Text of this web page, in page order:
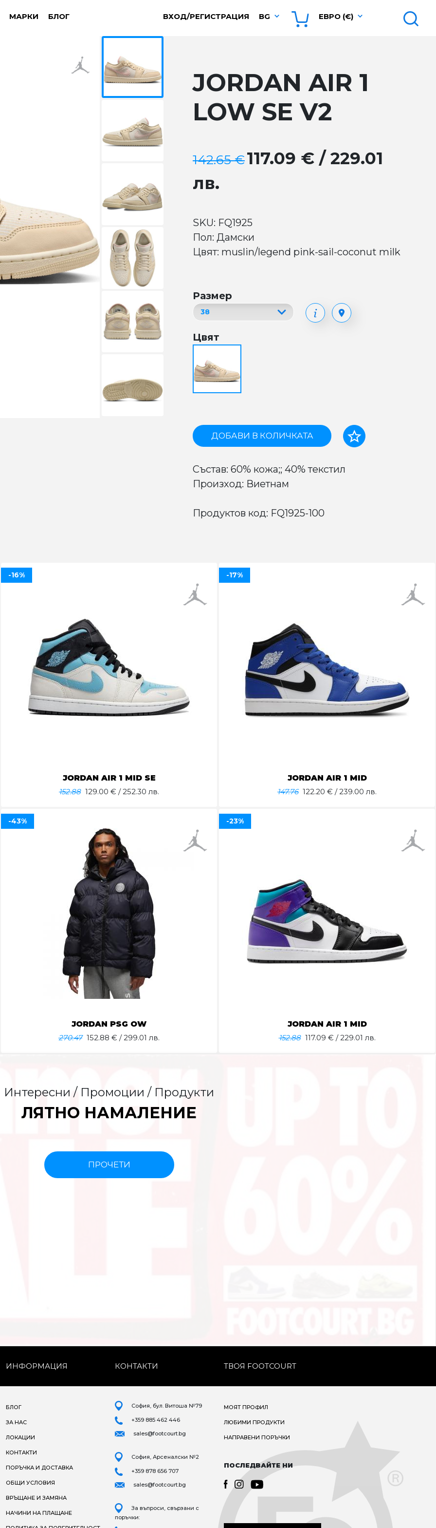
МАРКИ БЛОГ ВХОД/РЕГИСТРАЦИЯ BG ЕВРО (€)
JORDAN AIR 1
LOW SE V2
142.65 €117.09 € / 229.01
лв.
SKU: FQ1925
Пол: Дамски
Цвят: muslin/legend pink-sail-coconut milk
Размер
Цвят
ДОБАВИ В КОЛИЧКАТА
Състав: 60% кожа;; 40% текстил
Произход: Виетнам
Продуктов код: FQ1925-100
JORDAN AIR 1 MID SE
152.88 129.00 € / 252.30 лв.
-16%
JORDAN AIR 1 MID
147.76 122.20 € / 239.00 лв.
-17%
JORDAN PSG OW
270.47 152.88 € / 299.01 лв.
-43%
JORDAN AIR 1 MID
152.88 117.09 € / 229.01 лв.
-23%
Интересни / Промоции / Продукти
ЛЯТНО НАМАЛЕНИЕ
ПРОЧЕТИ
ИНФОРМАЦИЯ КОНТАКТИ ТВОЯ FOOTCOURT
БЛОГ
ЗА НАС
ЛОКАЦИИ
КОНТАКТИ
ПОРЪЧКА И ДОСТАВКА
ОБЩИ УСЛОВИЯ
ВРЪЩАНЕ И ЗАМЯНА
НАЧИНИ НА ПЛАЩАНЕ
София, бул. Витоша №79
+359 885 462 446
sales@footcourt.bg
София, Арсеналски №2
+359 878 656 707
sales@footcourt.bg
За въпроси, свързани с
поръчки:
МОЯТ ПРОФИЛ
ЛЮБИМИ ПРОДУКТИ
НАПРАВЕНИ ПОРЪЧКИ
ПОСЛЕДВАЙТЕ НИ